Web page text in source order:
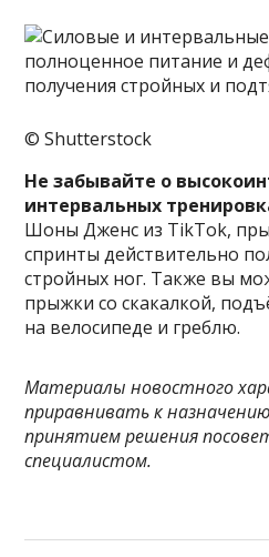
© Shutterstock
Не забывайте о
интервальных
Шоны Дженс из TikTok,
спринты действительно
стройных ног. Также вы
прыжки со скакалкой,
на велосипеде и греблю.
Материалы новостного
приравнивать к
принятием решения
специалистом.